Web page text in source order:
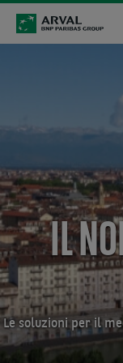
IL
Le soluzioni per il